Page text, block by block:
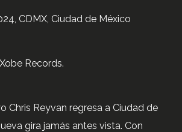
CDMX, Ciudad de México
Records.
Chris Reyvan regresa a Ciudad de
gira jamás antes vista. Con